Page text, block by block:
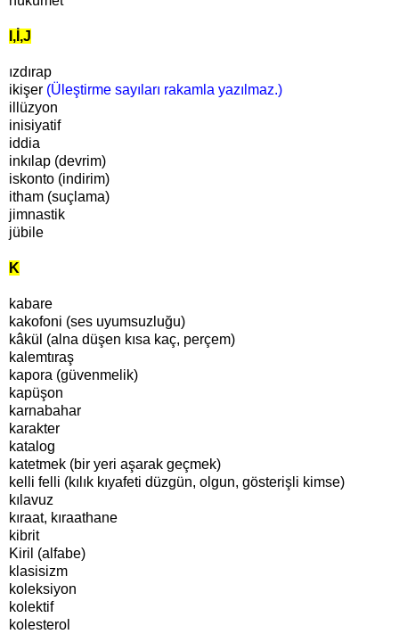
I,İ,J
ızdırap
ikişer (Üleştirme sayıları rakamla yazılmaz.)
illüzyon
inisiyatif
iddia
inkılap (devrim)
iskonto (indirim)
itham (suçlama)
jimnastik
jübile
K
kabare
kakofoni (ses uyumsuzluğu)
kâkül (alna düşen kısa kaç, perçem)
kalemtıraş
kapora (güvenmelik)
kapüşon
karnabahar
karakter
katalog
katetmek (bir yeri aşarak geçmek)
kelli felli (kılık kıyafeti düzgün, olgun, gösterişli kimse)
kılavuz
kıraat, kıraathane
kibrit
Kiril (alfabe)
klasisizm
koleksiyon
kolektif
kolesterol